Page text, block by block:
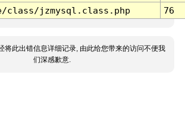
class/jzmysql.class.php 76
将此出错信息详细记录, 由此给您带来的访问不便我
们深感歉意.